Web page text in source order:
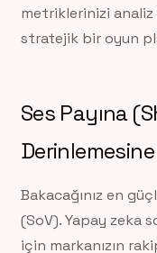
metriklerinizi
stratejik bir oyun
Ses Payına
Derinlemesine
Bakacağınız en
(SoV). Yapay zeka
için markanızın